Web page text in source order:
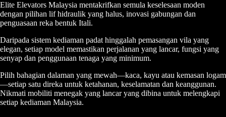
Elite Elevators Malaysia mentakrifkan semula keselesaan moden
dengan pilihan lif hidraulik yang halus, inovasi gabungan dan
penguasaan reka bentuk Itali.
Daripada sistem kediaman padat hinggalah pemasangan vila yang
elegan, setiap model memastikan perjalanan yang lancar, fungsi yang
senyap dan penggunaan tenaga yang minimum.
Pilih bahagian dalaman yang mewah—kaca, kayu atau kemasan logam
—setiap satu direka untuk ketahanan, keselamatan dan keanggunan.
Nikmati mobiliti menegak yang lancar yang dibina untuk melengkapi
setiap kediaman Malaysia.